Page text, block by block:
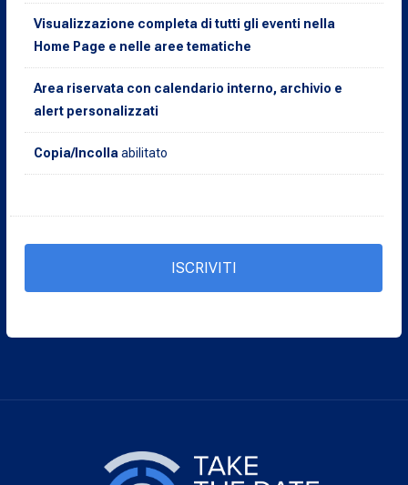
Visualizzazione completa di tutti gli eventi nella
Home Page e nelle aree tematiche
Area riservata con calendario interno, archivio e
alert personalizzati
Copia/Incollaabilitato
ISCRIVITI